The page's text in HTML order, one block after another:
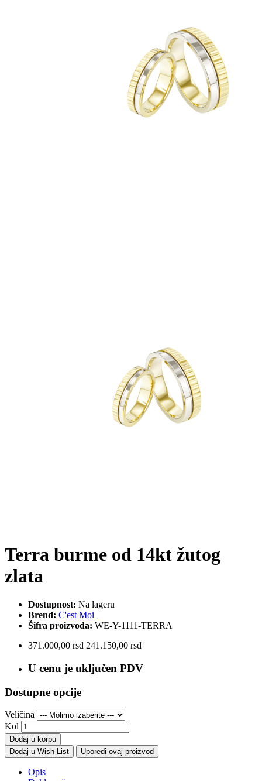
Terra burme od 14kt žutog
zlata
Dostupnost: Na lageru
Brend: C'est Moi
Šifra proizvoda: WE-Y-1111-TERRA
371.000,00 rsd 241.150,00 rsd
U cenu je uključen PDV
Dostupne opcije
Veličina
Kol
Dodaj u korpu
Dodaj u Wish List
Uporedi ovaj proizvod
Opis